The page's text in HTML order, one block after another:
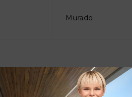
Murado